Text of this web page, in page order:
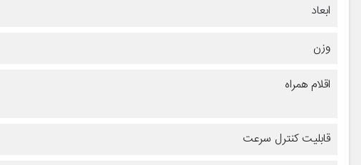
ابعاد
وزن
اقلام همراه
قابلیت کنترل سرعت